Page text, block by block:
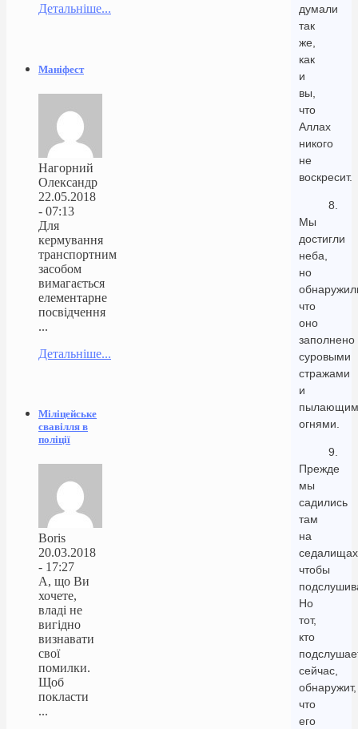
думали
так
же,
как
и
вы,
что
Аллах
никого
не
воскресит.
8.
Мы
достигли
неба,
но
что
оно
заполнено
суровыми
стражами
и
огнями.
9.
Прежде
мы
садились
там
на
чтобы
Но
тот,
кто
сейчас,
обнаружит,
что
его
Детальніше...
Маніфест
Нагорний
Олександр
22.05.2018
- 07:13
Для
кермування
транспортним
засобом
вимагається
елементарне
посвідчення
...
Детальніше...
Міліцейське
свавілля в
поліції
Boris
20.03.2018
- 17:27
А, що Ви
хочете,
владі не
вигідно
визнавати
свої
помилки.
Щоб
покласти
...